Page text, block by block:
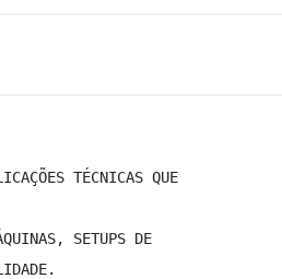
TÉCNICAS QUE
SETUPS DE